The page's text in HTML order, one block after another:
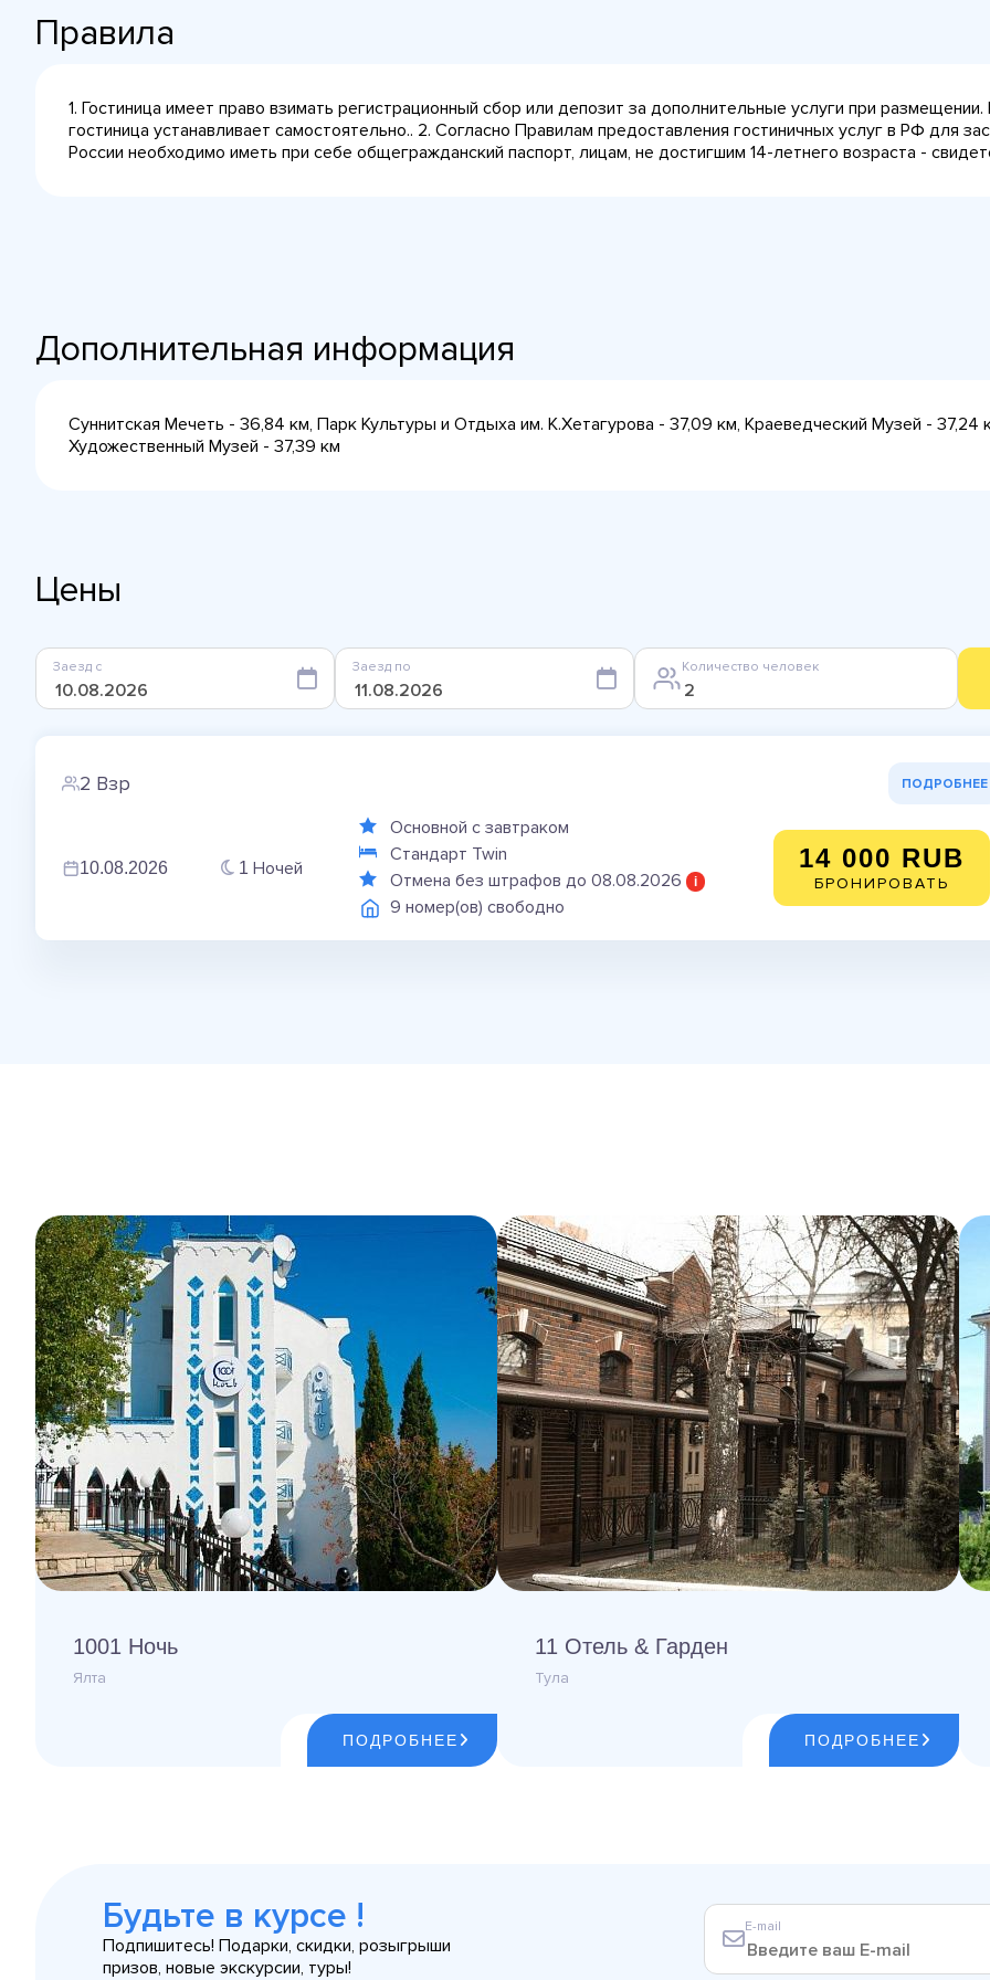
Правила
1. Гостиница имеет право взимать регистрационный сбор или депозит за дополнительные услуги при
гостиница устанавливает самостоятельно.. 2. Согласно Правилам предоставления гостиничных услуг в РФ для
России необходимо иметь при себе общегражданский паспорт, лицам, не достигшим 14-летнего возраста -
Дополнительная информация
Суннитская Мечеть - 36,84 км, Парк Культуры и Отдыха им. К.Хетагурова - 37,09 км, Краеведческий Музей - 37,24
Художественный Музей - 37,39 км
Цены
Заезд с Заезд по Количество человек
2 Взр ПОДРОБНЕЕ
10.08.2026 1 Ночей
Основной с завтраком
Стандарт Twin
Отмена без штрафов до 08.08.2026
i
9 номер(ов) свободно
14 000 RUB
БРОНИРОВАТЬ
1001 Ночь
Ялта
ПОДРОБНЕЕ
11 Отель & Гарден
Тула
ПОДРОБНЕЕ
Будьте в курсе !
Подпишитесь! Подарки, скидки, розыгрыши
призов, новые экскурсии, туры!
E-mail